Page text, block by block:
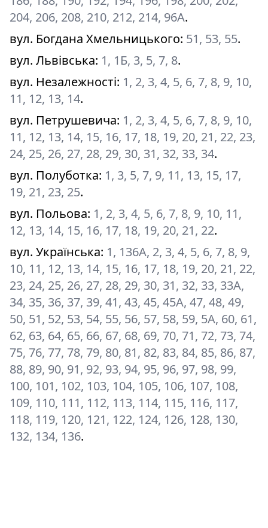
204, 206, 208, 210, 212, 214, 96А.
вул. Богдана Хмельницького: 51, 53, 55.
вул. Львівська: 1, 1Б, 3, 5, 7, 8.
вул. Незалежності: 1, 2, 3, 4, 5, 6, 7, 8, 9, 10,
11, 12, 13, 14.
вул. Петрушевича: 1, 2, 3, 4, 5, 6, 7, 8, 9, 10,
11, 12, 13, 14, 15, 16, 17, 18, 19, 20, 21, 22, 23,
24, 25, 26, 27, 28, 29, 30, 31, 32, 33, 34.
вул. Полуботка: 1, 3, 5, 7, 9, 11, 13, 15, 17,
19, 21, 23, 25.
вул. Польова: 1, 2, 3, 4, 5, 6, 7, 8, 9, 10, 11,
12, 13, 14, 15, 16, 17, 18, 19, 20, 21, 22.
вул. Українська: 1, 136А, 2, 3, 4, 5, 6, 7, 8, 9,
10, 11, 12, 13, 14, 15, 16, 17, 18, 19, 20, 21, 22,
23, 24, 25, 26, 27, 28, 29, 30, 31, 32, 33, 33А,
34, 35, 36, 37, 39, 41, 43, 45, 45А, 47, 48, 49,
50, 51, 52, 53, 54, 55, 56, 57, 58, 59, 5А, 60, 61,
62, 63, 64, 65, 66, 67, 68, 69, 70, 71, 72, 73, 74,
75, 76, 77, 78, 79, 80, 81, 82, 83, 84, 85, 86, 87,
88, 89, 90, 91, 92, 93, 94, 95, 96, 97, 98, 99,
100, 101, 102, 103, 104, 105, 106, 107, 108,
109, 110, 111, 112, 113, 114, 115, 116, 117,
118, 119, 120, 121, 122, 124, 126, 128, 130,
132, 134, 136.